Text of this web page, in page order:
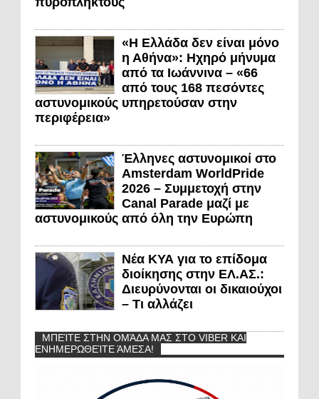
«Η Ελλάδα δεν είναι μόνο
η Αθήνα»: Ηχηρό μήνυμα
από τα Ιωάννινα – «66
από τους 168 πεσόντες
αστυνομικούς υπηρετούσαν στην
περιφέρεια»
Έλληνες αστυνομικοί στο
Amsterdam WorldPride
2026 – Συμμετοχή στην
Canal Parade μαζί με
αστυνομικούς από όλη την Ευρώπη
Νέα ΚΥΑ για το επίδομα
διοίκησης στην ΕΛ.ΑΣ.:
Διευρύνονται οι δικαιούχοι
– Τι αλλάζει
ΜΠΕΊΤΕ ΣΤΗΝ ΟΜΆΔΑ ΜΑΣ ΣΤΟ VIBER ΚΑΙ
ΕΝΗΜΕΡΩΘΕΊΤΕ ΆΜΕΣΑ!